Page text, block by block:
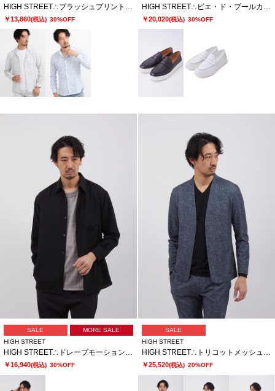
HIGH STREET∴ブラッシュプリントサッカーショートウイングシャツ
￥13,860(税込) 30%OFF
HIGH STREET∴ビエ・ド・プールカタオシドレススニーカー
￥20,020(税込) 30%OFF
SALE
MORE SALE
HIGH STREET
HIGH STREET∴ドレープモーションオーバーシャツ
￥16,940(税込) 30%OFF
SALE
HIGH STREET
HIGH STREET∴トリコットメッシュポップサックＰＴノーカラーＪＫ
￥25,520(税込) 20%OFF